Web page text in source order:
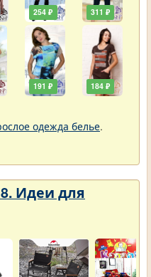
254 ₽
191 ₽
311 ₽
184 ₽
одежда белье.
Идеи для